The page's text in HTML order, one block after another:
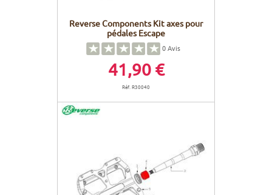
Reverse Components Kit axes pour
pédales Escape
0Avis
41,90 €
Réf. R30040